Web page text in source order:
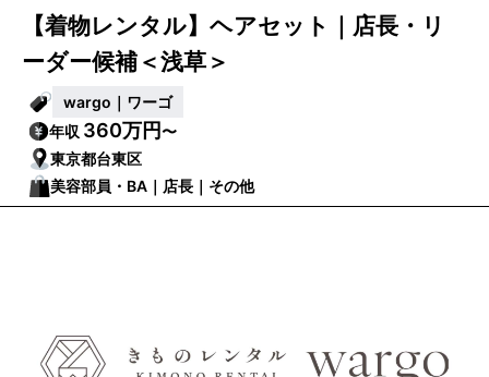
【着物レンタル】ヘアセット｜店長・リ
ーダー候補＜浅草＞
wargo｜ワーゴ
年収 360万円〜
東京都台東区
美容部員・BA｜店長｜その他